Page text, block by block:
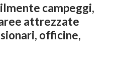
campeggi,
attrezzate
officine,